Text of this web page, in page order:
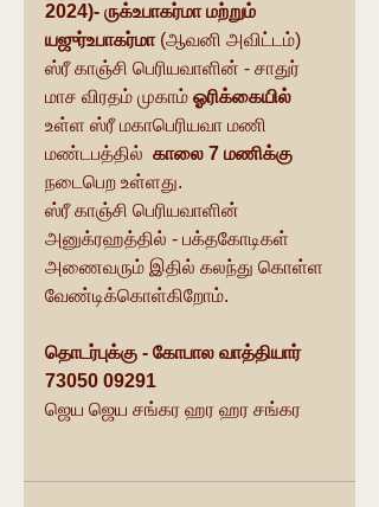
2024)- ருக்உபாகர்மா மற்றும்
யஜுர்உபாகர்மா (ஆவனி அவிட்டம்)
ஸ்ரீ காஞ்சி பெரியவாளின் - சாதுர்
மாச விரதம் முகாம் ஓரிக்கையில்
உள்ள ஸ்ரீ மகாபெரியவா மணி
மண்டபத்தில் காலை 7 மணிக்கு
நடைபெற உள்ளது.
ஸ்ரீ காஞ்சி பெரியவாளின்
அனுக்ரஹத்தில் - பக்தகோடிகள்
அணைவரும் இதில் கலந்து கொள்ள
வேண்டிக்கொள்கிறோம்.
தொடர்புக்கு - கோபால வாத்தியார்
73050 09291
ஜெய ஜெய சங்கர ஹர ஹர சங்கர